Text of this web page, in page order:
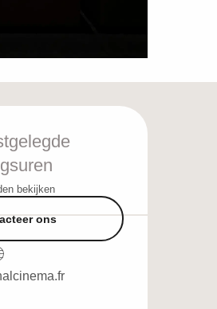
en
bekijken
ons